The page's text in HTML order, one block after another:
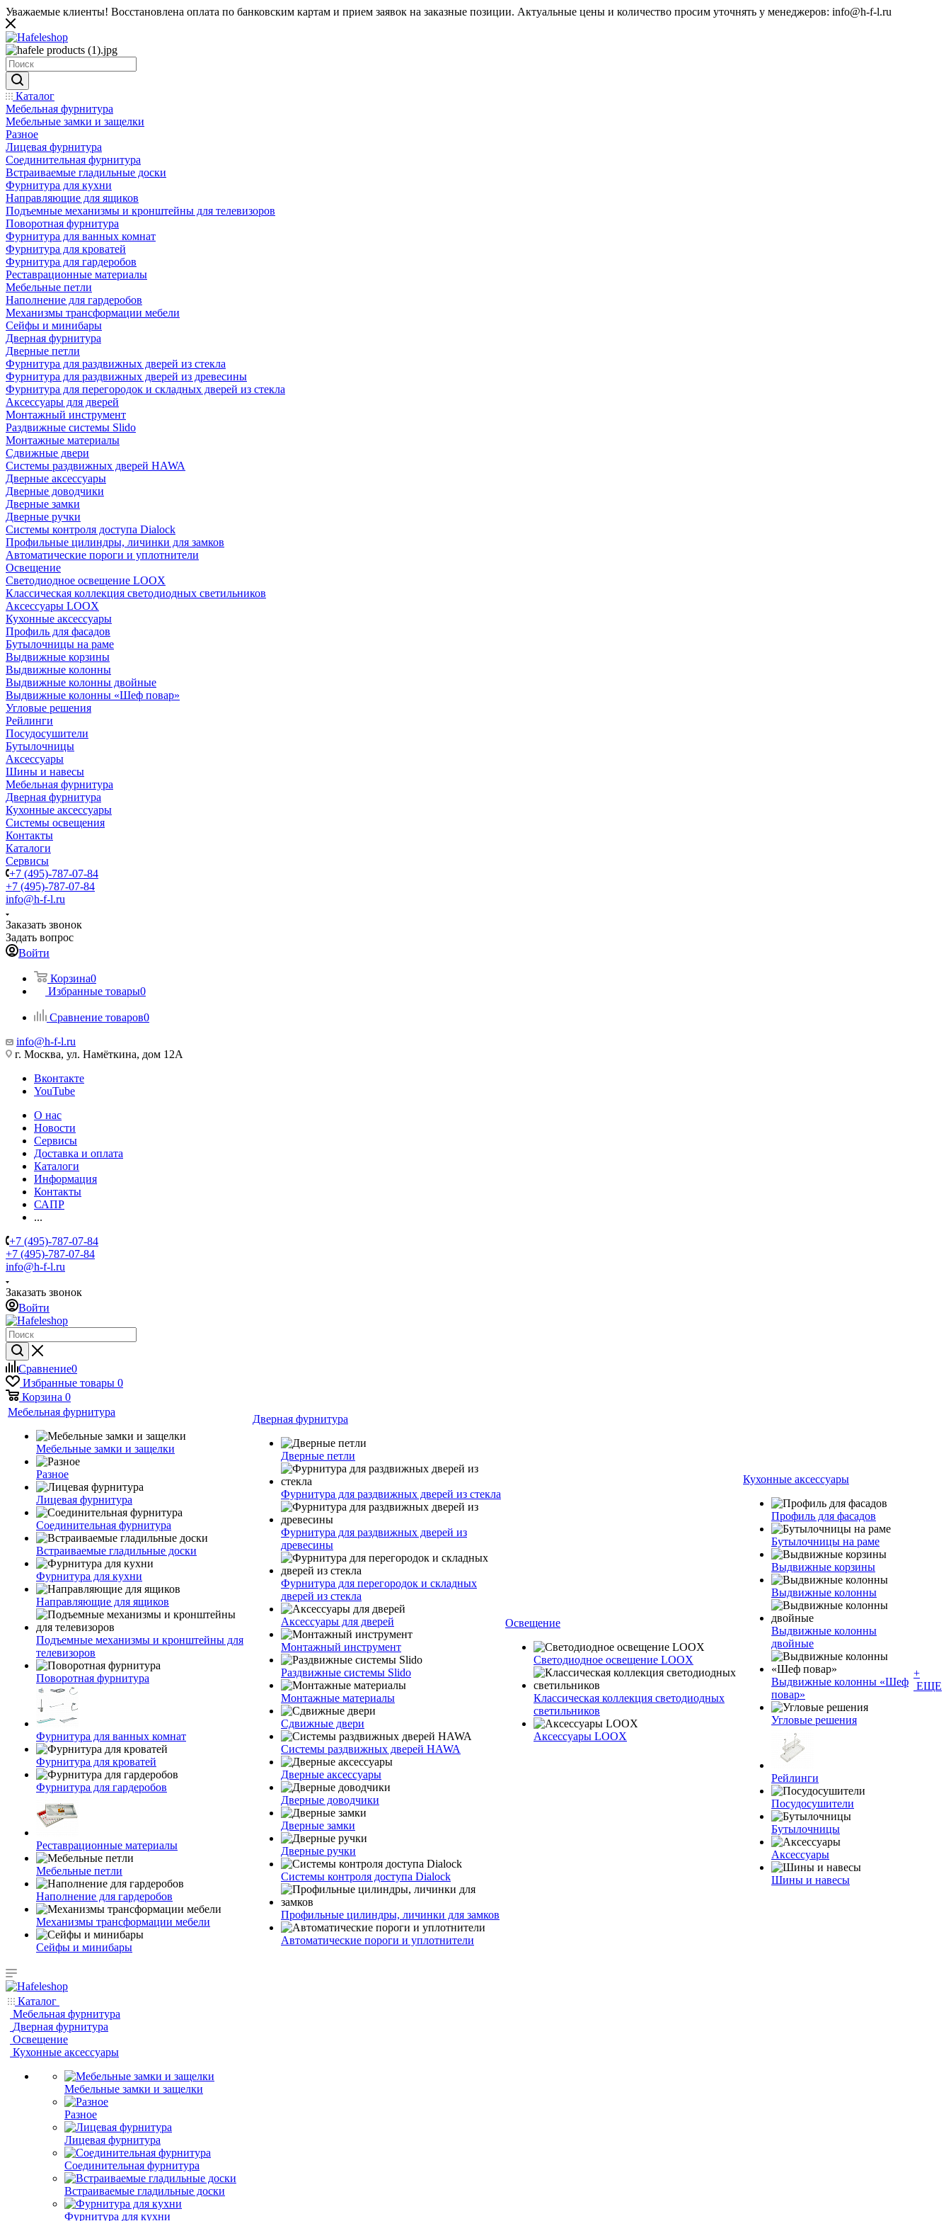
Уважаемые клиенты! Восстановлена оплата по банковским картам и прием заявок на заказные позиции. Актуальные цены и количество просим уточнять у менеджеров: info@h-f-l.ru
Каталог
Мебельная фурнитура
Мебельные замки и защелки
Разное
Лицевая фурнитура
Соединительная фурнитура
Встраиваемые гладильные доски
Фурнитура для кухни
Направляющие для ящиков
Подъемные механизмы и кронштейны для телевизоров
Поворотная фурнитура
Фурнитура для ванных комнат
Фурнитура для кроватей
Фурнитура для гардеробов
Реставрационные материалы
Мебельные петли
Наполнение для гардеробов
Механизмы трансформации мебели
Сейфы и минибары
Дверная фурнитура
Дверные петли
Фурнитура для раздвижных дверей из стекла
Фурнитура для раздвижных дверей из древесины
Фурнитура для перегородок и складных дверей из стекла
Аксессуары для дверей
Монтажный инструмент
Раздвижные системы Slido
Монтажные материалы
Сдвижные двери
Системы раздвижных дверей HAWA
Дверные аксессуары
Дверные доводчики
Дверные замки
Дверные ручки
Системы контроля доступа Dialock
Профильные цилиндры, личинки для замков
Автоматические пороги и уплотнители
Освещение
Светодиодное освещение LOOX
Классическая коллекция светодиодных светильников
Аксессуары LOOX
Кухонные аксессуары
Профиль для фасадов
Бутылочницы на раме
Выдвижные корзины
Выдвижные колонны
Выдвижные колонны двойные
Bыдвижные колонны «Шеф повар»
Угловые решения
Рейлинги
Посудосушители
Бутылочницы
Аксессуары
Шины и навесы
Мебельная фурнитура
Дверная фурнитура
Кухонные аксессуары
Системы освещения
Контакты
Каталоги
Сервисы
+7 (495)-787-07-84
+7 (495)-787-07-84
info@h-f-l.ru
Заказать звонок
Задать вопрос
Войти
Корзина0
Избранные товары0
Сравнение товаров0
info@h-f-l.ru
г. Москва, ул. Намёткина, дом 12А
Вконтакте
YouTube
О нас
Новости
Сервисы
Доставка и оплата
Каталоги
Информация
Контакты
САПР
...
+7 (495)-787-07-84
+7 (495)-787-07-84
info@h-f-l.ru
Заказать звонок
Войти
Сравнение0
Избранные товары 0
Корзина 0
Мебельная фурнитура
Мебельные замки и защелки
Разное
Лицевая фурнитура
Соединительная фурнитура
Встраиваемые гладильные доски
Фурнитура для кухни
Направляющие для ящиков
Подъемные механизмы и кронштейны для
телевизоров
Поворотная фурнитура
Фурнитура для ванных комнат
Фурнитура для кроватей
Фурнитура для гардеробов
Реставрационные материалы
Мебельные петли
Наполнение для гардеробов
Механизмы трансформации мебели
Сейфы и минибары
Дверная фурнитура
Дверные петли
Фурнитура для раздвижных дверей из стекла
Фурнитура для раздвижных дверей из
древесины
Фурнитура для перегородок и складных
дверей из стекла
Аксессуары для дверей
Монтажный инструмент
Раздвижные системы Slido
Монтажные материалы
Сдвижные двери
Системы раздвижных дверей HAWA
Дверные аксессуары
Дверные доводчики
Дверные замки
Дверные ручки
Системы контроля доступа Dialock
Профильные цилиндры, личинки для замков
Автоматические пороги и уплотнители
Освещение
Светодиодное освещение LOOX
Классическая коллекция светодиодных
светильников
Аксессуары LOOX
Кухонные аксессуары
Профиль для фасадов
Бутылочницы на раме
Выдвижные корзины
Выдвижные колонны
Выдвижные колонны
двойные
Bыдвижные колонны «Шеф
повар»
Угловые решения
Рейлинги
Посудосушители
Бутылочницы
Аксессуары
Шины и навесы
+
ЕЩЕ
Каталог
Мебельная фурнитура
Дверная фурнитура
Освещение
Кухонные аксессуары
Мебельные замки и защелки
Разное
Лицевая фурнитура
Соединительная фурнитура
Встраиваемые гладильные доски
Фурнитура для кухни